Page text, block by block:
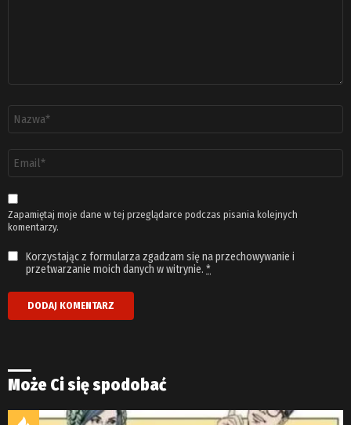
email
*
Zapamiętaj moje dane w tej przeglądarce podczas pisania kolejnych
komentarzy.
Korzystając z formularza zgadzam się na przechowywanie i
przetwarzanie moich danych w witrynie. *
Może Ci się spodobać